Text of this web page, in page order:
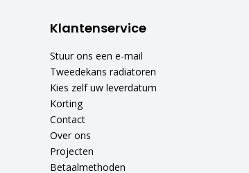
Klantenservice
Stuur ons een e-mail
Tweedekans radiatoren
Kies zelf uw leverdatum
Korting
Contact
Over ons
Projecten
Betaalmethoden